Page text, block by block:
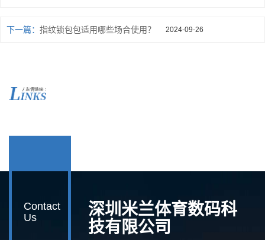
下一篇： 指纹锁包包适用哪些场合使用？ 2024-09-26
Contact
Us
深圳米兰体育数码科
技有限公司